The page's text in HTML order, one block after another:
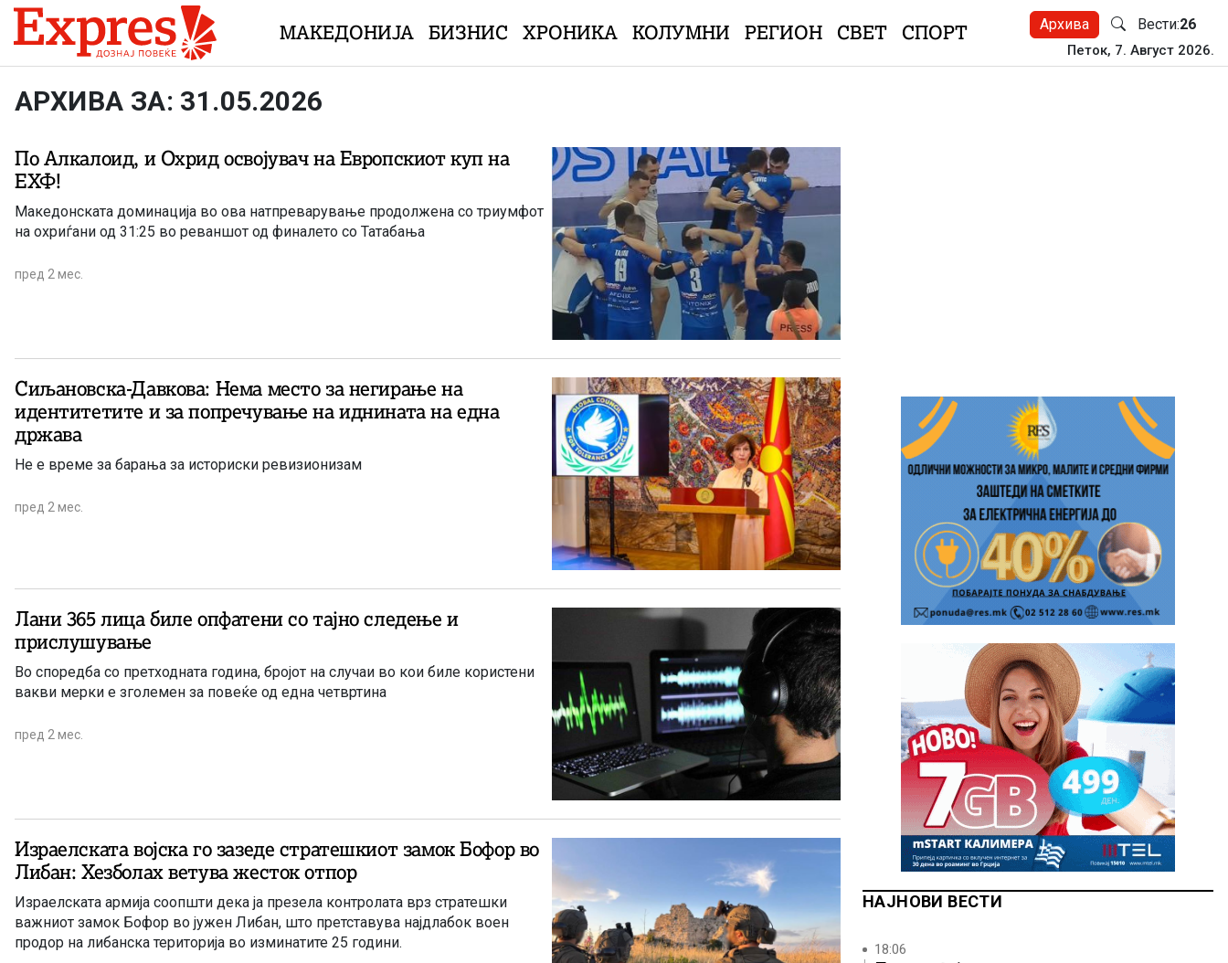
Skip to content
МАКЕДОНИЈА БИЗНИС ХРОНИКА КОЛУМНИ РЕГИОН СВЕТ СПОРТ Архива Вести:26
Петок, 7. Август 2026.
АРХИВА ЗА: 31.05.2026
По Алкалоид, и Охрид освојувач на Европскиот куп на
ЕХФ!
Македонската доминација во ова натпреварување продолжена со триумфот
на охриѓани од 31:25 во реваншот од финалето со Татабања
пред 2 мес.
Сиљановска-Давкова: Нема место за негирање на
идентитетите и за попречување на иднината на една
држава
Не е време за барања за историски ревизионизам
пред 2 мес.
Лани 365 лица биле опфатени со тајно следење и
прислушување
Во споредба со претходната година, бројот на случаи во кои биле користени
вакви мерки е зголемен за повеќе од една четвртина
пред 2 мес.
Израелската војска го зазеде стратешкиот замок Бофор во
Либан: Хезболах ветува жесток отпор
Израелската армија соопшти дека ја презела контролата врз стратешки
важниот замок Бофор во јужен Либан, што претставува најдлабок воен
продор на либанска територија во изминатите 25 години.
НАЈНОВИ ВЕСТИ
18:06